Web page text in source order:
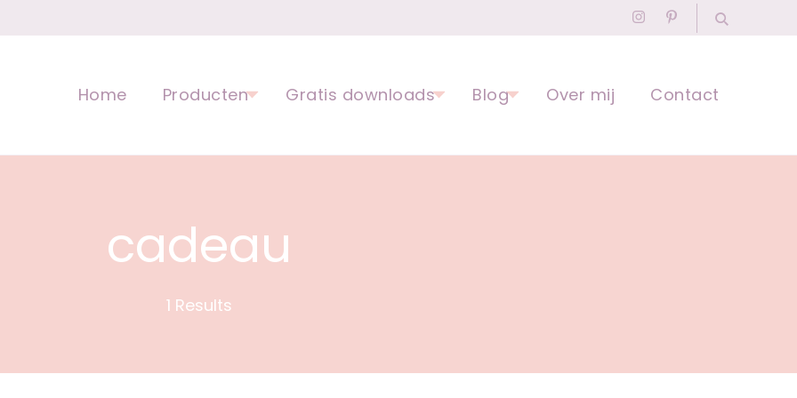
voor kinderen | Pedagogisch Professional
Home Producten Gratis downloads Blog Over mij Contact
cadeau
1 Results